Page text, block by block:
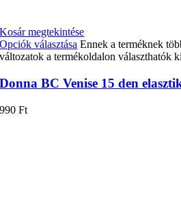
Kosár megtekintése
Opciók választása Ennek a terméknek
változatok a termékoldalon választhatók
Donna BC Venise 15 den
990Ft